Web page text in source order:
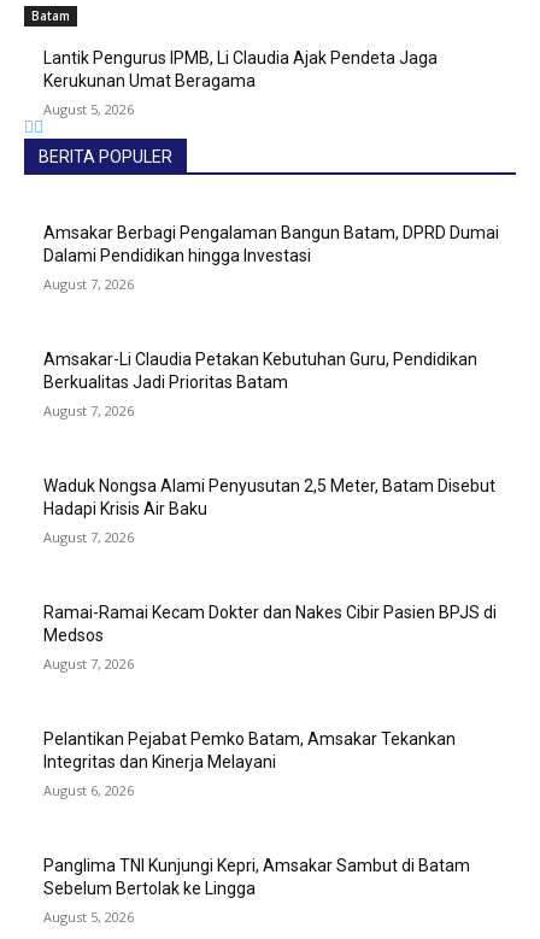
Batam
Lantik Pengurus IPMB, Li Claudia Ajak Pendeta Jaga
Kerukunan Umat Beragama
August 5, 2026
BERITA POPULER
Amsakar Berbagi Pengalaman Bangun Batam, DPRD Dumai
Dalami Pendidikan hingga Investasi
August 7, 2026
Amsakar-Li Claudia Petakan Kebutuhan Guru, Pendidikan
Berkualitas Jadi Prioritas Batam
August 7, 2026
Waduk Nongsa Alami Penyusutan 2,5 Meter, Batam Disebut
Hadapi Krisis Air Baku
August 7, 2026
Ramai-Ramai Kecam Dokter dan Nakes Cibir Pasien BPJS di
Medsos
August 7, 2026
Pelantikan Pejabat Pemko Batam, Amsakar Tekankan
Integritas dan Kinerja Melayani
August 6, 2026
Panglima TNI Kunjungi Kepri, Amsakar Sambut di Batam
Sebelum Bertolak ke Lingga
August 5, 2026